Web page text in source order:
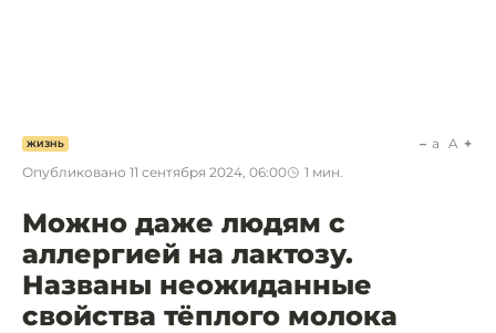
ЖИЗНЬ
Опубликовано 11 сентября 2024, 06:00 1 мин.
a A
Можно даже людям с
аллергией на лактозу.
Названы неожиданные
свойства тёплого молока